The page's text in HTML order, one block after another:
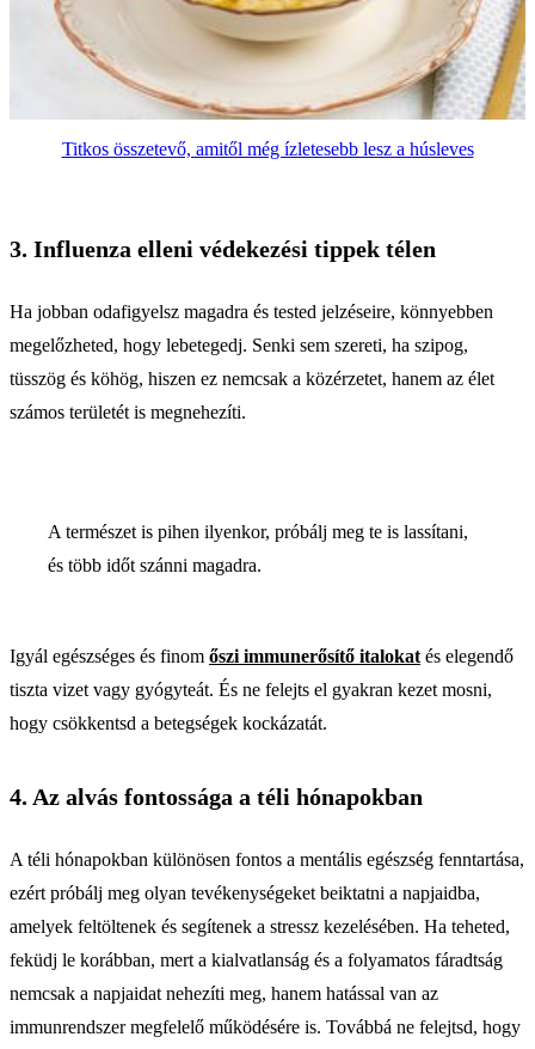
Titkos összetevő, amitől még ízletesebb lesz a húsleves
3. Influenza elleni védekezési tippek télen
Ha jobban odafigyelsz magadra és tested jelzéseire, könnyebben
megelőzheted, hogy lebetegedj. Senki sem szereti, ha szipog,
tüsszög és köhög, hiszen ez nemcsak a közérzetet, hanem az élet
számos területét is megnehezíti.
A természet is pihen ilyenkor, próbálj meg te is lassítani,
és több időt szánni magadra.
Igyál egészséges és finom őszi immunerősítő italokat és elegendő
tiszta vizet vagy gyógyteát. És ne felejts el gyakran kezet mosni,
hogy csökkentsd a betegségek kockázatát.
4. Az alvás fontossága a téli hónapokban
A téli hónapokban különösen fontos a mentális egészség fenntartása,
ezért próbálj meg olyan tevékenységeket beiktatni a napjaidba,
amelyek feltöltenek és segítenek a stressz kezelésében. Ha teheted,
feküdj le korábban, mert a kialvatlanság és a folyamatos fáradtság
nemcsak a napjaidat nehezíti meg, hanem hatással van az
immunrendszer megfelelő működésére is. Továbbá ne felejtsd, hogy